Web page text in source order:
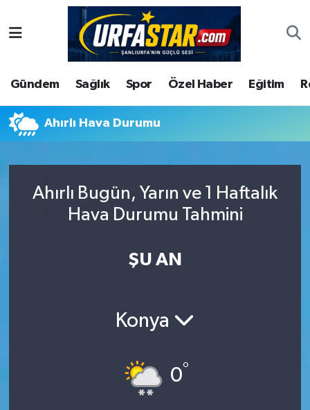
Gündem Sağlık Spor Özel Haber Eğitim
Ahırlı Hava Durumu
Ahırlı Bugün, Yarın ve 1 Haftalık
Hava Durumu Tahmini
ŞU AN
Konya
0°
ASAYİS
ÇEVRE
DUNYA
Ekonomi
Şanlıurfa Nöbetçi Eczaneler
Şanlıurfa Hava Durumu
Şanlıurfa Namaz Vakitleri
Süper Lig Puan Durumu ve Fikstür
Son Dakika Haberleri